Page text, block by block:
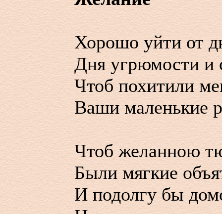
Хорошо уйти от
Дня угрюмости и
Чтоб похитили
Ваши маленькие
Чтоб желанною
Были мягкие
И подолгу бы